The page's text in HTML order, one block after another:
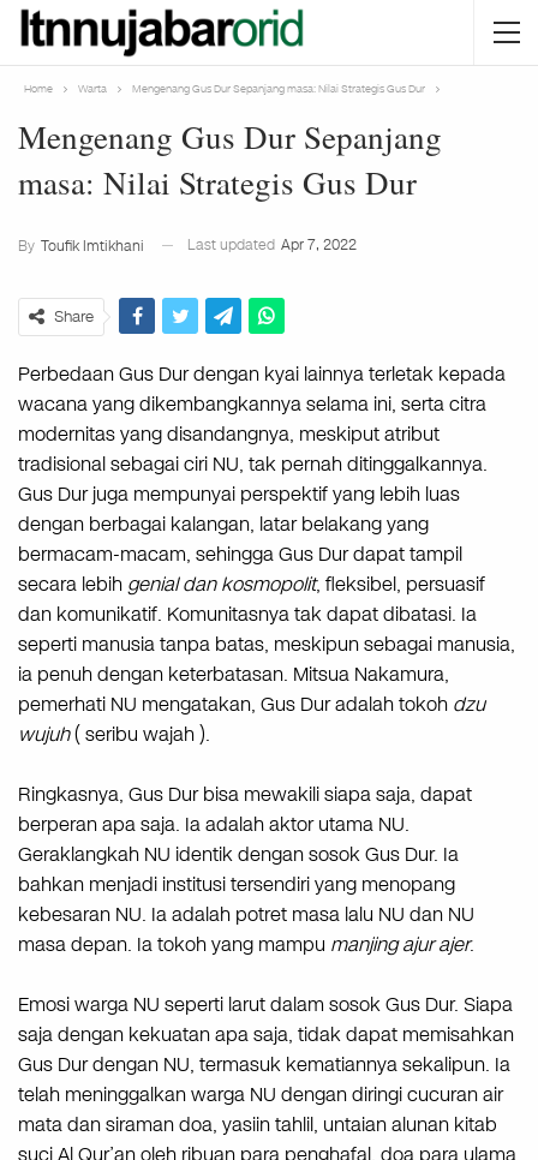
Home Warta Mengenang Gus Dur Sepanjang masa: Nilai Strategis Gus Dur
Mengenang Gus Dur Sepanjang
masa: Nilai Strategis Gus Dur
By Toufik Imtikhani Last updated Apr 7, 2022
Share
Perbedaan Gus Dur dengan kyai lainnya terletak kepada
wacana yang dikembangkannya selama ini, serta citra
modernitas yang disandangnya, meskiput atribut
tradisional sebagai ciri NU, tak pernah ditinggalkannya.
Gus Dur juga mempunyai perspektif yang lebih luas
dengan berbagai kalangan, latar belakang yang
bermacam-macam, sehingga Gus Dur dapat tampil
secara lebihgenial dan kosmopolit, fleksibel, persuasif
dan komunikatif. Komunitasnya tak dapat dibatasi. Ia
seperti manusia tanpa batas, meskipun sebagai manusia,
ia penuh dengan keterbatasan. Mitsua Nakamura,
pemerhati NU mengatakan, Gus Dur adalah tokoh dzu
wujuh( seribu wajah ).
Ringkasnya, Gus Dur bisa mewakili siapa saja, dapat
berperan apa saja. Ia adalah aktor utama NU.
Geraklangkah NU identik dengan sosok Gus Dur. Ia
bahkan menjadi institusi tersendiri yang menopang
kebesaran NU. Ia adalah potret masa lalu NU dan NU
masa depan. Ia tokoh yang mampu manjing ajur ajer.
Emosi warga NU seperti larut dalam sosok Gus Dur. Siapa
saja dengan kekuatan apa saja, tidak dapat memisahkan
Gus Dur dengan NU, termasuk kematiannya sekalipun. Ia
telah meninggalkan warga NU dengan diringi cucuran air
mata dan siraman doa, yasiin tahlil, untaian alunan kitab
suci Al Qur’an oleh ribuan para penghafal, doa para ulama